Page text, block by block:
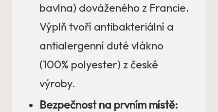
bavlna) dováženého z Francie.
Výplň tvoří antibakteriální a
antialergenní duté vlákno
(100% polyester) z české
výroby.
Bezpečnost na prvním místě: